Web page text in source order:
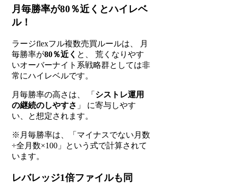
月毎勝率が80％近くとハイレベ
ル！
ラージflexフル複数売買ルールは、 月
毎勝率が80％近く と、 荒くなりやす
いオーバーナイト系戦略群としては非
常にハイレベルです。
月毎勝率の高さは、 「 シストレ運用
の継続のしやすさ 」 に寄与しやす
い、と想定されます。
※月毎勝率は、「マイナスでない月数
÷全月数×100」という式で計算されて
います。
レバレッジ1倍ファイルも同